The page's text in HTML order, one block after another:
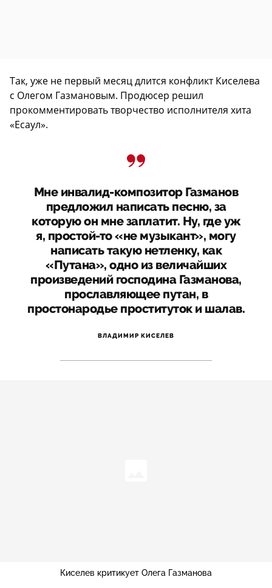
Так, уже не первый месяц длится конфликт Киселева
с Олегом Газмановым. Продюсер решил
прокомментировать творчество исполнителя хита
«Есаул».
Мне инвалид-композитор Газманов
предложил написать песню, за
которую он мне заплатит. Ну, где уж
я, простой-то «не музыкант», могу
написать такую нетленку, как
«Путана», одно из величайших
произведений господина Газманова,
прославляющее путан, в
простонародье проституток и шалав.
ВЛАДИМИР КИСЕЛЕВ
Киселев критикует Олега Газманова